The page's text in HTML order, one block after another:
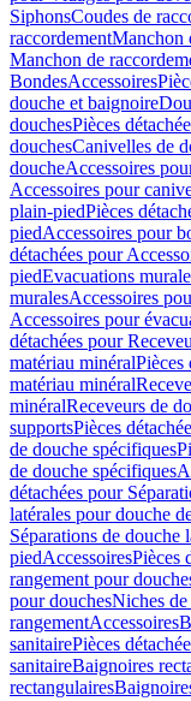
SiphonsCoudes de
raccordementManchon
Manchon de
BondesAccessoires
douche et baignoire
douchesPièces
douchesCanivelles de
doucheAccessoires
Accessoires pour
plain-piedPièces
piedAccessoires pour
détachées pour
piedEvacuations
muralesAccessoires
Accessoires pour
détachées pour
matériau minéralPièces
matériau minéral
minéralReceveurs de
supportsPièces
de douche spécifiques
de douche spécifiques
détachées pour
latérales pour douche
Séparations de douche
piedAccessoiresPièces
rangement pour
pour douchesNiches
rangementAccessoires
sanitairePièces
sanitaireBaignoires
rectangulaires